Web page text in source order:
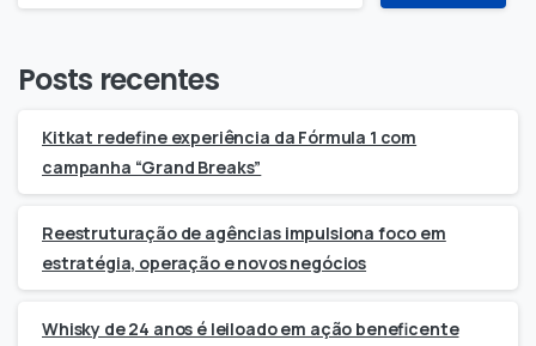
Posts recentes
Kitkat redefine experiência da Fórmula 1 com
campanha “Grand Breaks”
Reestruturação de agências impulsiona foco em
estratégia, operação e novos negócios
Whisky de 24 anos é leiloado em ação beneficente